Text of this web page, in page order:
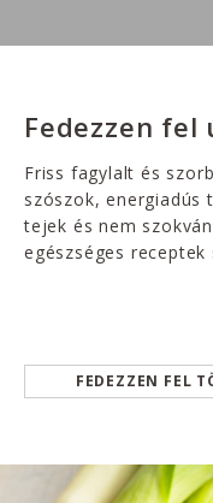
Fedezzen
Friss fagylalt és
szószok, energiadús
tejek és nem
egészséges
FEDEZZEN FEL